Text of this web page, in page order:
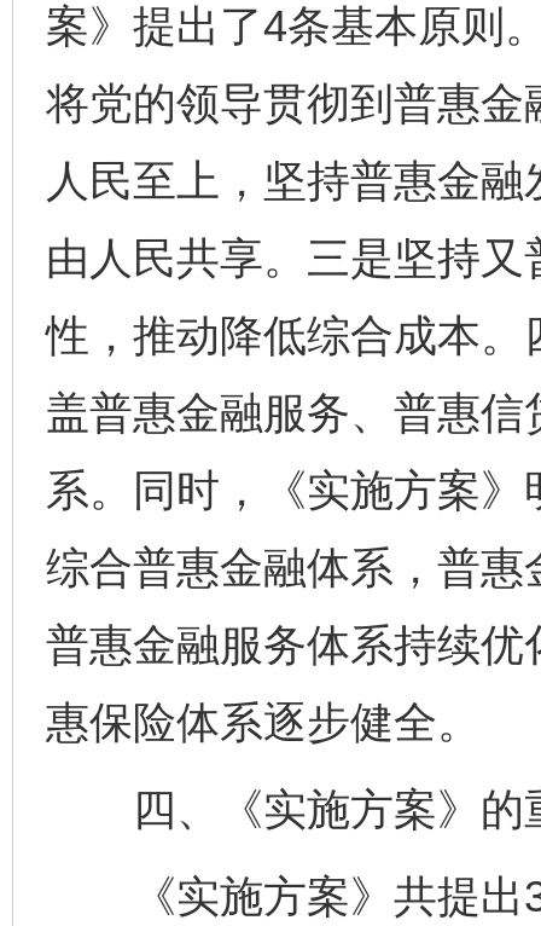
案》提出了4条基本原则
将党的领导贯彻到普惠
人民至上，坚持普惠金
由人民共享。三是坚持
性，推动降低综合成本
盖普惠金融服务、普惠
系。同时，《实施方案
综合普惠金融体系，普
普惠金融服务体系持续
惠保险体系逐步健全。
四、《实施方案》的
《实施方案》共提出3